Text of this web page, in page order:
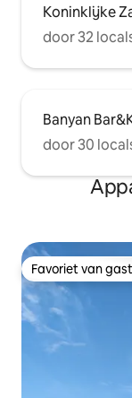
Koninklijke
door 32
Banyan
door 30
Favoriet van
Favoriet van